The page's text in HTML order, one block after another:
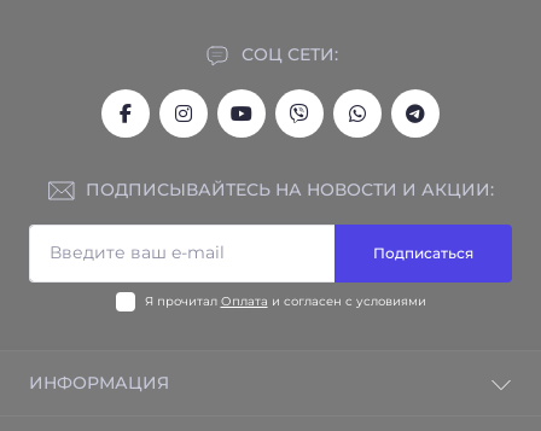
СОЦ СЕТИ:
ПОДПИСЫВАЙТЕСЬ НА НОВОСТИ И АКЦИИ:
Подписаться
Я прочитал Оплата и согласен с условиями
ИНФОРМАЦИЯ